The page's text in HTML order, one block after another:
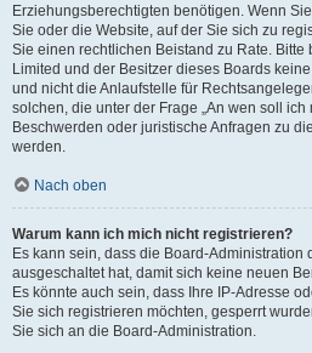
Erziehungsberechtigten benötigen. Wenn
Sie oder die Website, auf der Sie sich zu
Sie einen rechtlichen Beistand zu Rate. Bitte
Limited und der Besitzer dieses Boards
und nicht die Anlaufstelle für
solchen, die unter der Frage „An wen soll
Beschwerden oder juristische Anfragen zu
werden.
Nach oben
Warum kann ich mich nicht registrieren?
Es kann sein, dass die Board-Administration
ausgeschaltet hat, damit sich keine neuen
Es könnte auch sein, dass Ihre IP-Adresse
Sie sich registrieren möchten, gesperrt
Sie sich an die Board-Administration.